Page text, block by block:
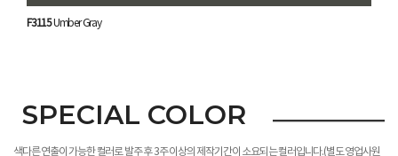
F3115Umber Gray
SPECIAL COLOR
색다른 연출이 가능한 컬러로 발주 후 3주 이상의 제작기간이 소요되는 컬러입니다.(별도 영업사원